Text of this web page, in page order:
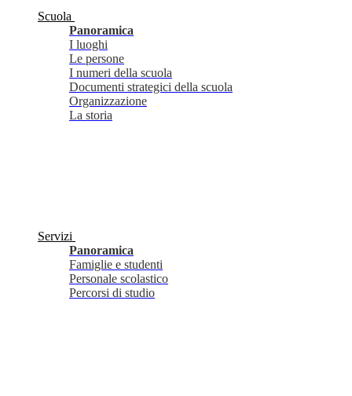
Scuola
Panoramica
I luoghi
Le persone
I numeri della scuola
Documenti strategici della scuola
Organizzazione
La storia
Servizi
Panoramica
Famiglie e studenti
Personale scolastico
Percorsi di studio